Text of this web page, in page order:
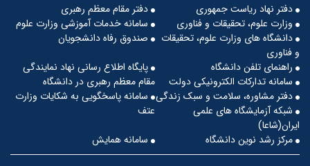
دفتر مقام معظم رهبری
دفتر نهاد ریاست جمهوری
سامانه خدمات آموزشی وزارت علوم
وزارت علوم، تحقیقات و فناوری
صندوق رفاه دانشجویان
دانشگاه های وزارت علوم، تحقیقات
و فناوری
پایگاه اطلاع رسانی نهاد نمایندگی
مقام معظم رهبری در دانشگاه
راهنمای تلفن دانشگاه
سامانه تدارکات الکترونیکی دولت
سامانه پاسخگویی به شکایات وزارت
عتف
دفتر مشاوره، سلامت و سبک زندگی
شبکه آزمایشگاه های علمی
ایران(شاعا)
سامانه همایش
مرکز رشد نوین دانشگاه